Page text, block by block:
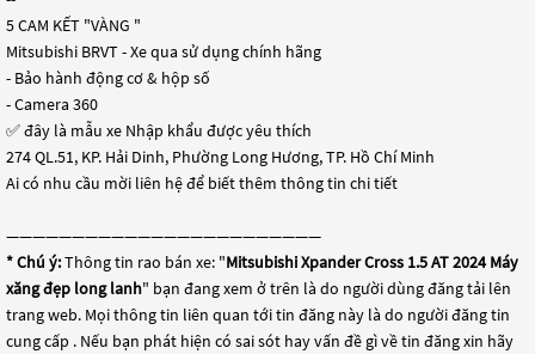
5 CAM KẾT "VÀNG "
Mitsubishi BRVT - Xe qua sử dụng chính hãng
- Bảo hành động cơ & hộp số
- Camera 360
✅ đây là mẫu xe Nhập khẩu được yêu thích
274 QL.51, KP. Hải Dinh, Phường Long Hương, TP. Hồ Chí Minh
Ai có nhu cầu mời liên hệ để biết thêm thông tin chi tiết
————————————————————————
* Chú ý:Thông tin rao bán xe: "Mitsubishi Xpander Cross 1.5 AT 2024 Máy
xăng đẹp long lanh" bạn đang xem ở trên là do người dùng đăng tải lên
trang web. Mọi thông tin liên quan tới tin đăng này là do người đăng tin
cung cấp . Nếu bạn phát hiện có sai sót hay vấn đề gì về tin đăng xin hãy